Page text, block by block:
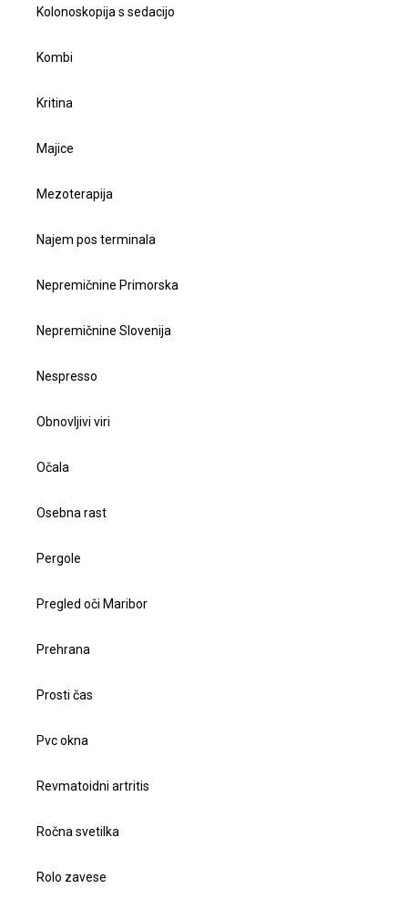
Kolonoskopija s sedacijo
Kombi
Kritina
Majice
Mezoterapija
Najem pos terminala
Nepremičnine Primorska
Nepremičnine Slovenija
Nespresso
Obnovljivi viri
Očala
Osebna rast
Pergole
Pregled oči Maribor
Prehrana
Prosti čas
Pvc okna
Revmatoidni artritis
Ročna svetilka
Rolo zavese